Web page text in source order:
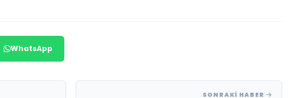
WhatsApp
SONRAKI HABER